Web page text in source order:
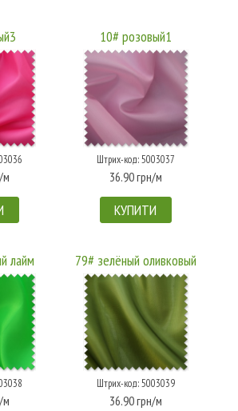
м
10# розовый1
Штрих-код: 5003037
36.90 грн/м
КУПИТИ
лайм
м
79# зелёный оливковый
Штрих-код: 5003039
36.90 грн/м